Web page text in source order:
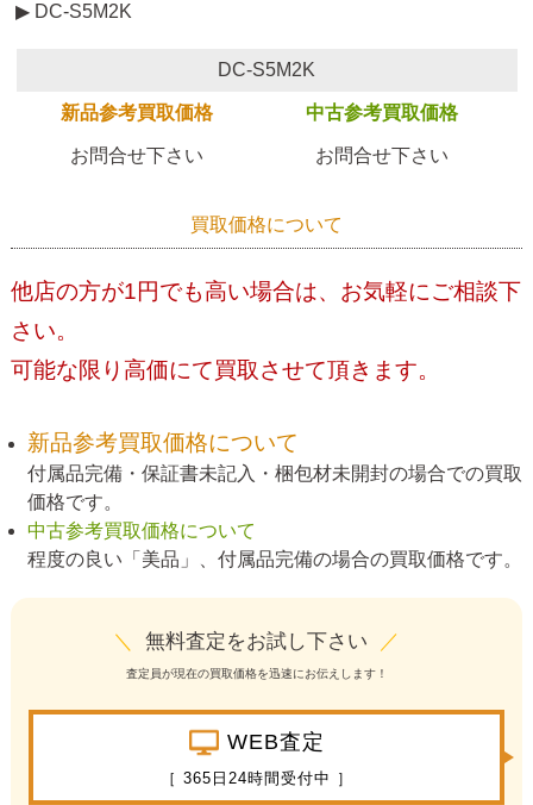
▶ DC-S5M2K
DC-S5M2K
新品参考買取価格 中古参考買取価格
お問合せ下さい お問合せ下さい
買取価格について
他店の方が1円でも高い場合は、お気軽にご相談下
さい。
可能な限り高価にて買取させて頂きます。
新品参考買取価格について
付属品完備・保証書未記入・梱包材未開封の場合での買取
価格です。
中古参考買取価格について
程度の良い「美品」、付属品完備の場合の買取価格です。
＼ 無料査定をお試し下さい ／
査定員が現在の買取価格を迅速にお伝えします！
WEB査定
［ 365日24時間受付中 ］